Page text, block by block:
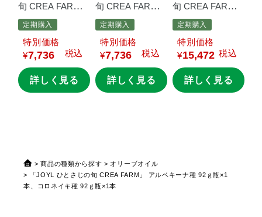
旬CREA FARM」
コロネイキ種
ｇ瓶×2本
定期購入
価格
¥7,736 税込
詳しく見る
旬CREA FARM」
アルベキーナ
種92ｇ瓶×2本
定期購入
価格
¥7,736 税込
詳しく見る
旬CREA FARM」
アルベキーナ
種92ｇ瓶×2本、
コロネイキ種
ｇ瓶×2本
定期購入
価格
¥15,472 税込
詳しく見る
商品の種類から探す
オリーブオイル
「JOYL ひとさじの旬 CREA FARM」 アルベキーナ種 92ｇ瓶×1
本、コロネイキ種 92ｇ瓶×1本